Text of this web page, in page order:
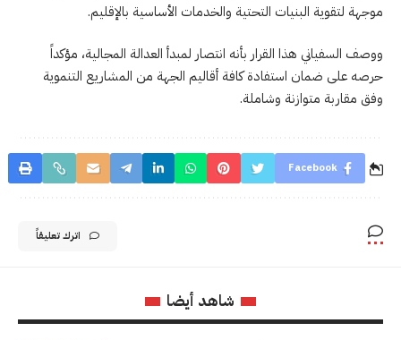
موجهة لتقوية البنيات التحتية والخدمات الأساسية بالإقليم.
ووصف السفياني هذا القرار بأنه انتصار لمبدأ العدالة المجالية، مؤكداً
حرصه على ضمان استفادة كافة أقاليم الجهة من المشاريع التنموية
وفق مقاربة متوازنة وشاملة.
Facebook
اترك تعليقاً
شاهد أيضا